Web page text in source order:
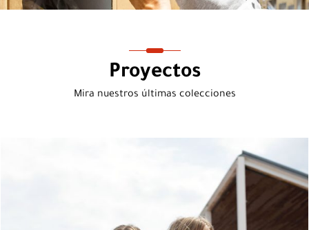
Proyectos
Mira nuestros últimas colecciones